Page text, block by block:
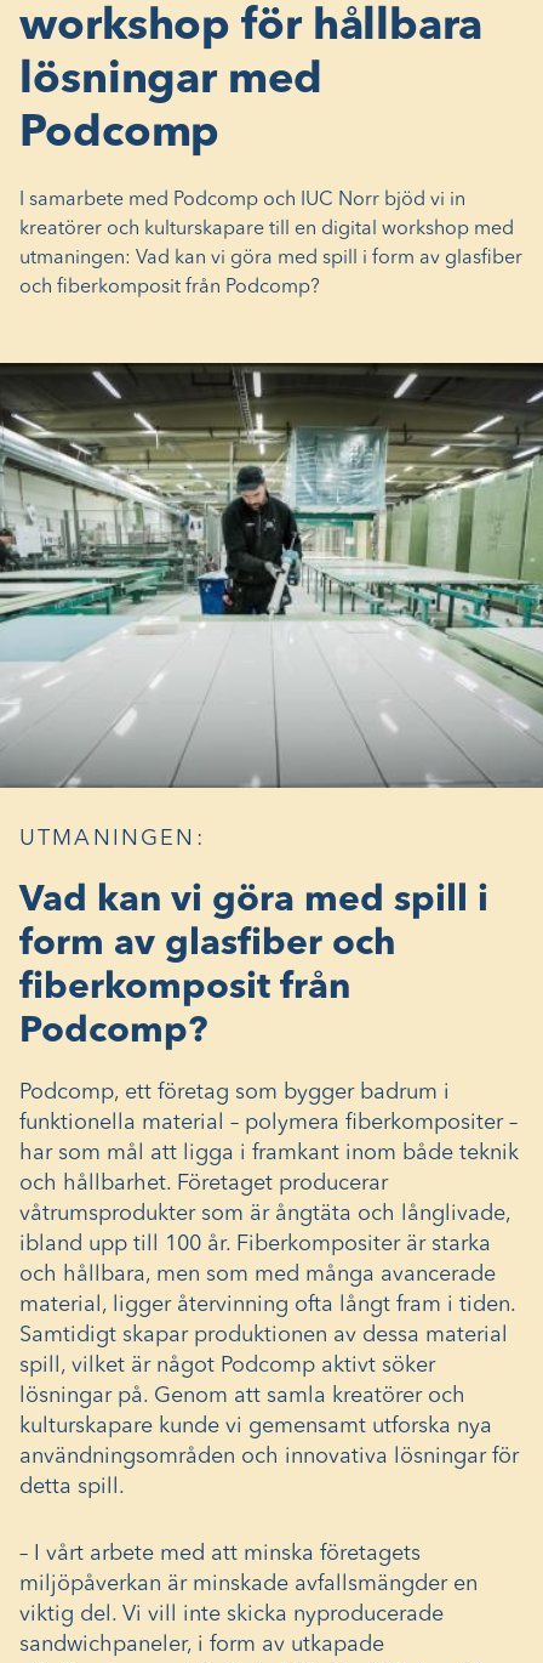
workshop för hållbara
lösningar med
Podcomp
I samarbete med Podcomp och IUC Norr bjöd vi in
kreatörer och kulturskapare till en digital workshop med
utmaningen: Vad kan vi göra med spill i form av glasfiber
och fiberkomposit från Podcomp?
UTMANINGEN:
Vad kan vi göra med spill i
form av glasfiber och
fiberkomposit från
Podcomp?
Podcomp, ett företag som bygger badrum i
funktionella material – polymera fiberkompositer –
har som mål att ligga i framkant inom både teknik
och hållbarhet. Företaget producerar
våtrumsprodukter som är ångtäta och långlivade,
ibland upp till 100 år. Fiberkompositer är starka
och hållbara, men som med många avancerade
material, ligger återvinning ofta långt fram i tiden.
Samtidigt skapar produktionen av dessa material
spill, vilket är något Podcomp aktivt söker
lösningar på. Genom att samla kreatörer och
kulturskapare kunde vi gemensamt utforska nya
användningsområden och innovativa lösningar för
detta spill.
– I vårt arbete med att minska företagets
miljöpåverkan är minskade avfallsmängder en
viktig del. Vi vill inte skicka nyproducerade
sandwichpaneler, i form av utkapade